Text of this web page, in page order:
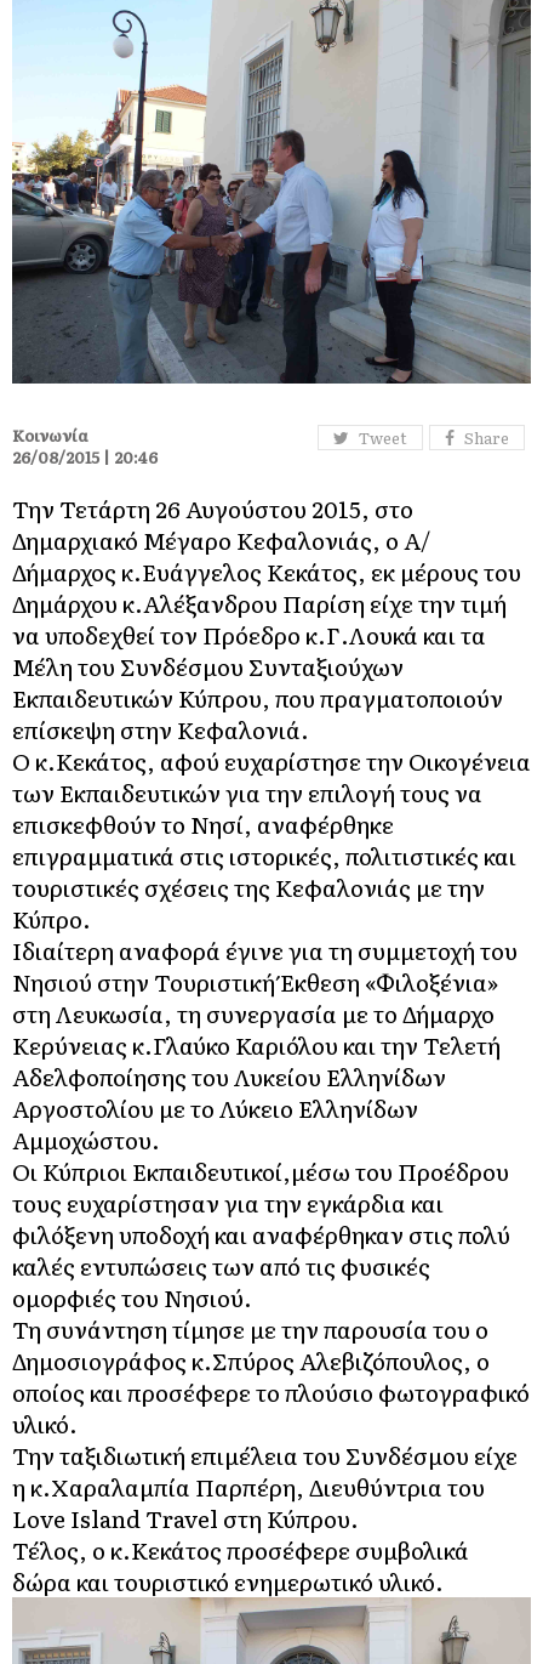
Tweet Share
Κοινωνία
26/08/2015 | 20:46
Την Τετάρτη 26 Αυγούστου 2015, στο
Δημαρχιακό Μέγαρο Κεφαλονιάς, ο Α/
Δήμαρχος κ.Ευάγγελος Κεκάτος, εκ μέρους του
Δημάρχου κ.Αλέξανδρου Παρίση είχε την τιμή
να υποδεχθεί τον Πρόεδρο κ.Γ.Λουκά και τα
Μέλη του Συνδέσμου Συνταξιούχων
Εκπαιδευτικών Κύπρου, που πραγματοποιούν
επίσκεψη στην Κεφαλονιά.
Ο κ.Κεκάτος, αφού ευχαρίστησε την Οικογένεια
των Εκπαιδευτικών για την επιλογή τους να
επισκεφθούν το Νησί, αναφέρθηκε
επιγραμματικά στις ιστορικές, πολιτιστικές και
τουριστικές σχέσεις της Κεφαλονιάς με την
Κύπρο.
Ιδιαίτερη αναφορά έγινε για τη συμμετοχή του
Νησιού στην Τουριστική Έκθεση «Φιλοξένια»
στη Λευκωσία, τη συνεργασία με το Δήμαρχο
Κερύνειας κ.Γλαύκο Καριόλου και την Τελετή
Αδελφοποίησης του Λυκείου Ελληνίδων
Αργοστολίου με το Λύκειο Ελληνίδων
Αμμοχώστου.
Οι Κύπριοι Εκπαιδευτικοί,μέσω του Προέδρου
τους ευχαρίστησαν για την εγκάρδια και
φιλόξενη υποδοχή και αναφέρθηκαν στις πολύ
καλές εντυπώσεις των από τις φυσικές
ομορφιές του Νησιού.
Τη συνάντηση τίμησε με την παρουσία του ο
Δημοσιογράφος κ.Σπύρος Αλεβιζόπουλος, ο
οποίος και προσέφερε το πλούσιο φωτογραφικό
υλικό.
Την ταξιδιωτική επιμέλεια του Συνδέσμου είχε
η κ.Χαραλαμπία Παρπέρη, Διευθύντρια του
Love Island Travel στη Κύπρου.
Τέλος, ο κ.Κεκάτος προσέφερε συμβολικά
δώρα και τουριστικό ενημερωτικό υλικό.